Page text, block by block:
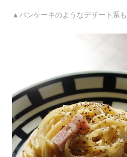
パンケーキのようなデザート系